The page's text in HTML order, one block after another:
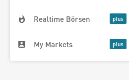
Realtime Börsen
My Markets